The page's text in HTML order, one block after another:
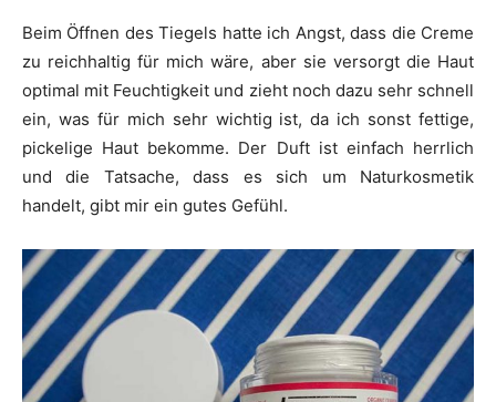
Beim Öffnen des Tiegels hatte ich Angst, dass die Creme
zu reichhaltig für mich wäre, aber sie versorgt die Haut
optimal mit Feuchtigkeit und zieht noch dazu sehr schnell
ein, was für mich sehr wichtig ist, da ich sonst fettige,
pickelige Haut bekomme. Der Duft ist einfach herrlich
und die Tatsache, dass es sich um Naturkosmetik
handelt, gibt mir ein gutes Gefühl.